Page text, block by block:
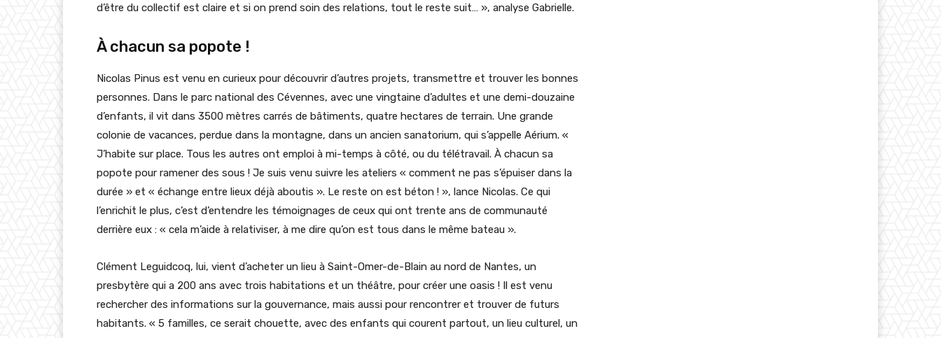
d’être du collectif est claire et si on prend soin des relations, tout le reste suit… », analyse Gabrielle.
À chacun sa popote !
Nicolas Pinus est venu en curieux pour découvrir d’autres projets, transmettre et trouver les bonnes
personnes. Dans le parc national des Cévennes, avec une vingtaine d’adultes et une demi-douzaine
d’enfants, il vit dans 3500 mètres carrés de bâtiments, quatre hectares de terrain. Une grande
colonie de vacances, perdue dans la montagne, dans un ancien sanatorium, qui s’appelle Aérium. «
J’habite sur place. Tous les autres ont emploi à mi-temps à côté, ou du télétravail. À chacun sa
popote pour ramener des sous ! Je suis venu suivre les ateliers « comment ne pas s’épuiser dans la
durée » et « échange entre lieux déjà aboutis ». Le reste on est béton ! », lance Nicolas. Ce qui
l’enrichit le plus, c’est d’entendre les témoignages de ceux qui ont trente ans de communauté
derrière eux : « cela m’aide à relativiser, à me dire qu’on est tous dans le même bateau ».
Clément Leguidcoq, lui, vient d’acheter un lieu à Saint-Omer-de-Blain au nord de Nantes, un
presbytère qui a 200 ans avec trois habitations et un théâtre, pour créer une oasis ! Il est venu
rechercher des informations sur la gouvernance, mais aussi pour rencontrer et trouver de futurs
habitants. « 5 familles, ce serait chouette, avec des enfants qui courent partout, un lieu culturel, un